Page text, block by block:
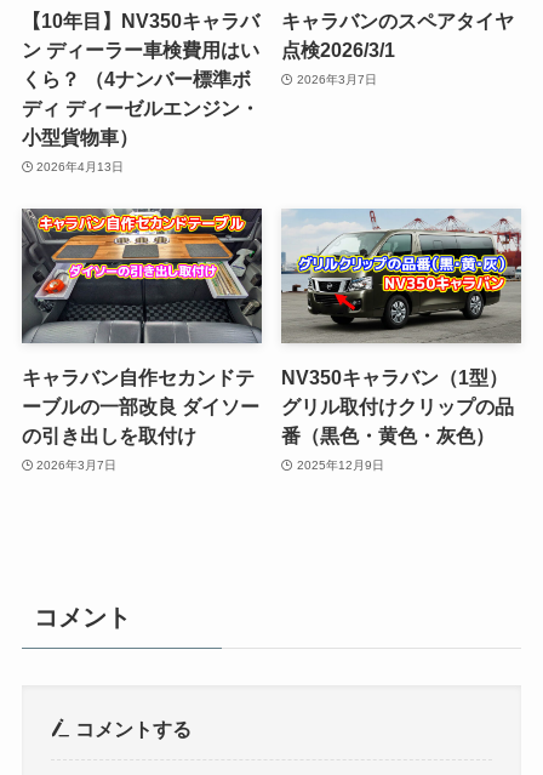
【10年目】NV350キャラバ
ン ディーラー車検費用はい
くら？ （4ナンバー標準ボ
ディ ディーゼルエンジン・
小型貨物車）
2026年4月13日
キャラバンのスペアタイヤ
点検2026/3/1
2026年3月7日
キャラバン自作セカンドテ
ーブルの一部改良 ダイソー
の引き出しを取付け
2026年3月7日
NV350キャラバン（1型）
グリル取付けクリップの品
番（黒色・黄色・灰色）
2025年12月9日
コメント
コメントする